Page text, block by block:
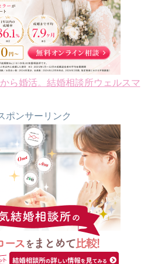
ら婚活。結婚相談所ウェルスマ
ポンサーリンク